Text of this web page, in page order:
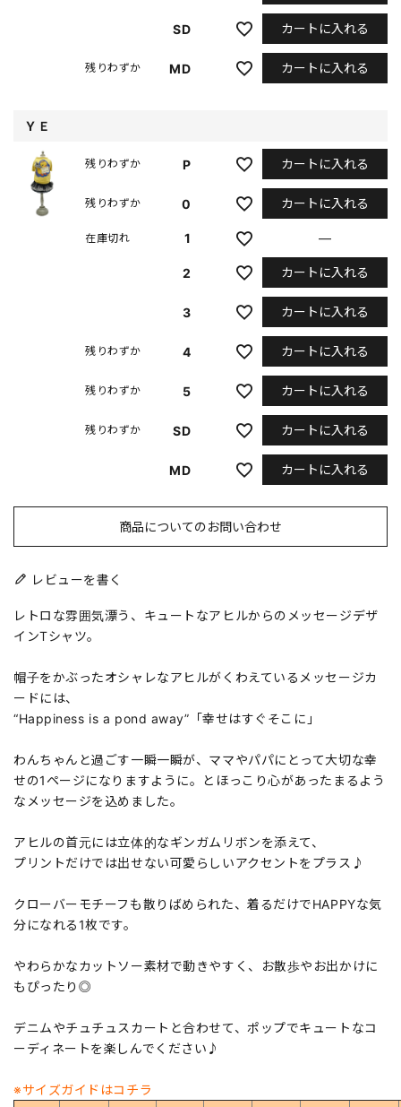
SD カートに入れる
MD
残りわずか カートに入れる
ＹＥ
P
残りわずか カートに入れる
0
残りわずか カートに入れる
1
在庫切れ —
2 カートに入れる
3 カートに入れる
4
残りわずか カートに入れる
5
残りわずか カートに入れる
SD
残りわずか カートに入れる
MD カートに入れる
商品についてのお問い合わせ
レビューを書く
レトロな雰囲気漂う、キュートなアヒルからのメッセージデザ
インTシャツ。
帽子をかぶったオシャレなアヒルがくわえているメッセージカ
ードには、
“Happiness is a pond away”「幸せはすぐそこに」
わんちゃんと過ごす一瞬一瞬が、ママやパパにとって大切な幸
せの1ページになりますように。とほっこり心があったまるよう
なメッセージを込めました。
アヒルの首元には立体的なギンガムリボンを添えて、
プリントだけでは出せない可愛らしいアクセントをプラス♪
クローバーモチーフも散りばめられた、着るだけでHAPPYな気
分になれる1枚です。
やわらかなカットソー素材で動きやすく、お散歩やお出かけに
もぴったり◎
デニムやチュチュスカートと合わせて、ポップでキュートなコ
ーディネートを楽しんでください♪
※サイズガイドはコチラ